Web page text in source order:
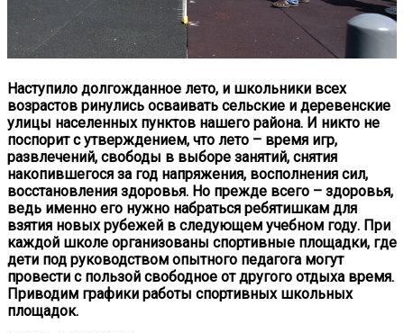
Наступило долгожданное лето, и школьники всех
возрастов ринулись осваивать сельские и деревенские
улицы населенных пунктов нашего района. И никто не
поспорит с утверждением, что лето – время игр,
развлечений, свободы в выборе занятий, снятия
накопившегося за год напряжения, восполнения сил,
восстановления здоровья. Но прежде всего – здоровья,
ведь именно его нужно набраться ребятишкам для
взятия новых рубежей в следующем учебном году. При
каждой школе организованы спортивные площадки, где
дети под руководством опытного педагога могут
провести с пользой свободное от другого отдыха время.
Приводим графики работы спортивных школьных
площадок.